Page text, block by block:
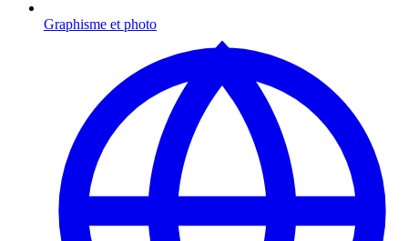
Graphisme et photo